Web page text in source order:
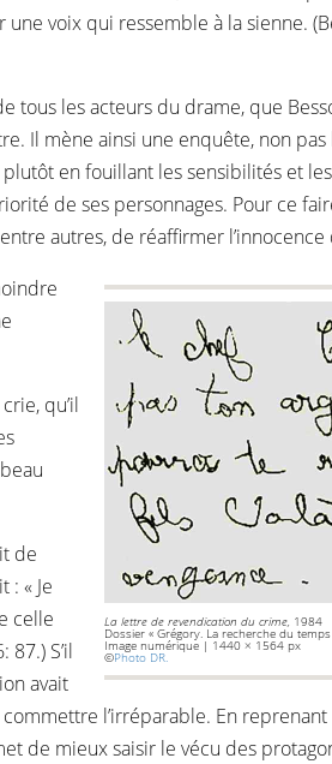
voix qui ressemble à la sienne.
tous les acteurs du drame, que
Il mène ainsi une enquête, non
en fouillant les sensibilités et
de ses personnages. Pour ce
autres, de réaffirmer l’innocence
La lettre de revendication du crime, 1984
Dossier « Grégory. La recherche du
Image numérique | 1440 × 1564 px
©Photo DR.
qu’il
de
: « Je
celle
S’il
avait
l’irréparable. En
de mieux saisir le vécu des